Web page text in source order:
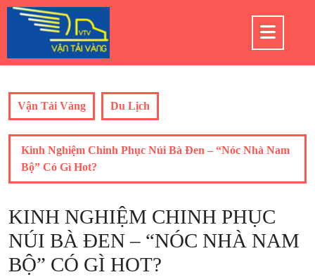
Skip
Vận Tải Vàng Du Lịch
Kinh Nghiệm Chinh Phục Núi Bà Đen – “Nóc Nhà Nam
Bộ” Có Gì Hot?
KINH NGHIỆM CHINH PHỤC
NÚI BÀ ĐEN – “NÓC NHÀ NAM
BỘ” CÓ GÌ HOT?